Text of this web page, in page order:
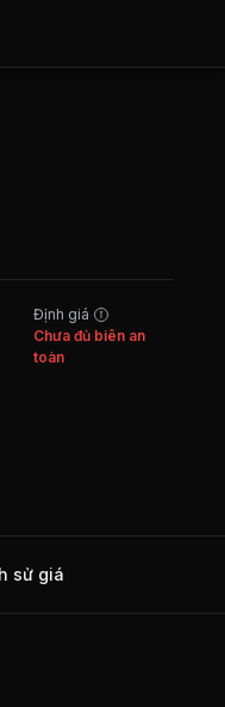
Định giá
Chưa đủ biên an
toàn
sử giá